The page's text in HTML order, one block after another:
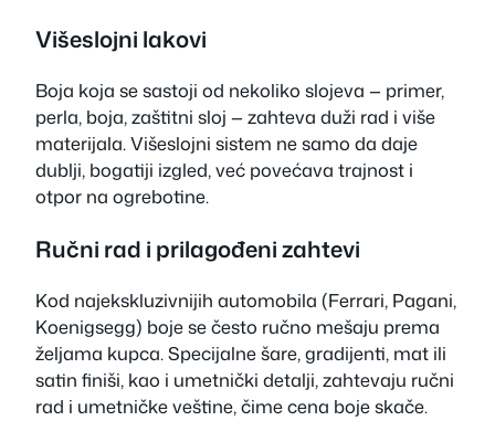
Višeslojni lakovi
Boja koja se sastoji od nekoliko slojeva — primer,
perla, boja, zaštitni sloj — zahteva duži rad i više
materijala. Višeslojni sistem ne samo da daje
dublji, bogatiji izgled, već povećava trajnost i
otpor na ogrebotine.
Ručni rad i prilagođeni zahtevi
Kod najekskluzivnijih automobila (Ferrari, Pagani,
Koenigsegg) boje se često ručno mešaju prema
željama kupca. Specijalne šare, gradijenti, mat ili
satin finiši, kao i umetnički detalji, zahtevaju ručni
rad i umetničke veštine, čime cena boje skače.